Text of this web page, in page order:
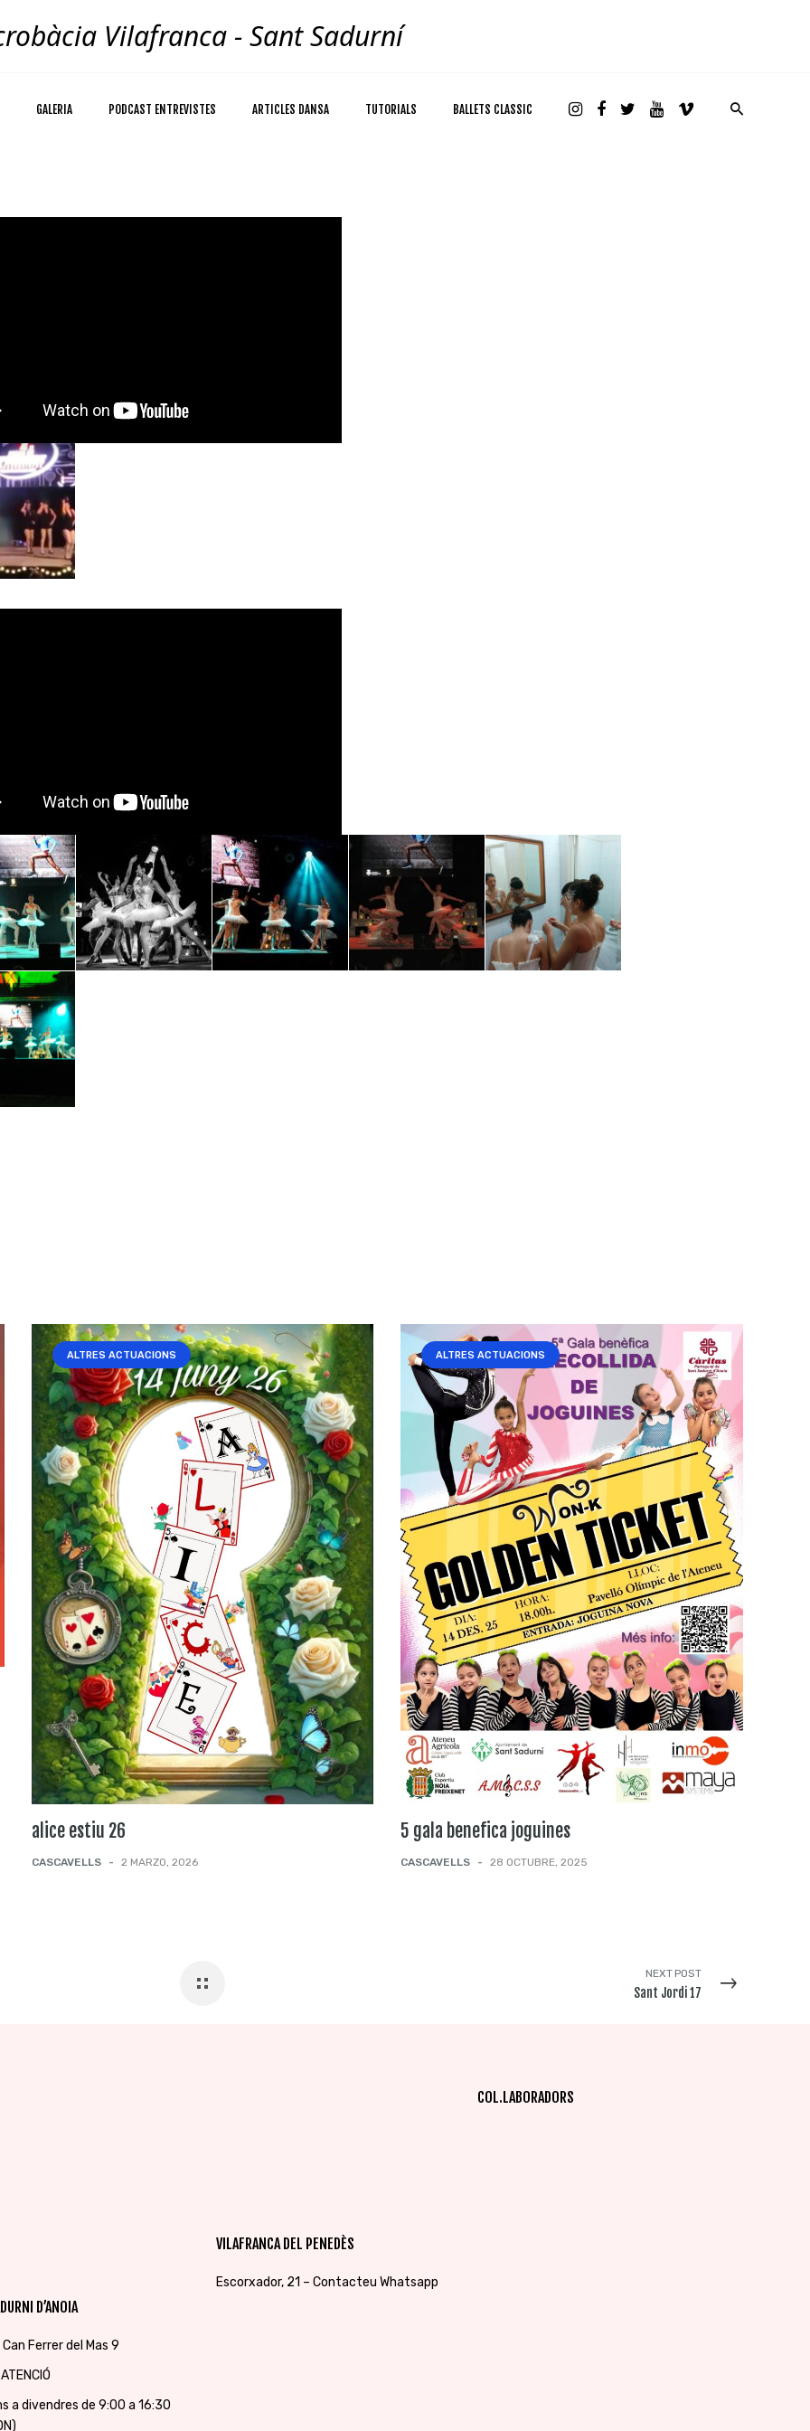
Vilafranca - Sant Sadurní
GALERIA PODCAST ENTREVISTES ARTICLES DANSA TUTORIALS BALLETS CLASSIC
ALTRES ACTUACIONS
alice estiu 26
CASCAVELLS - 2 MARZO, 2026
ALTRES ACTUACIONS
5 gala benefica joguines
CASCAVELLS - 28 OCTUBRE, 2025
NEXT POST
Sant Jordi 17
D’ANOIA
Ferrer del Mas 9
a divendres de 9:00 a 16:30
VILAFRANCA DEL PENEDÈS
Escorxador, 21 – Contacteu Whatsapp
COL.LABORADORS